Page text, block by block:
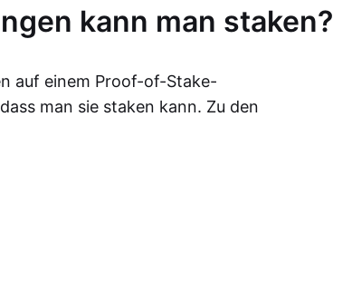
kann man staken?
auf einem Proof-of-Stake-
man sie staken kann. Zu den